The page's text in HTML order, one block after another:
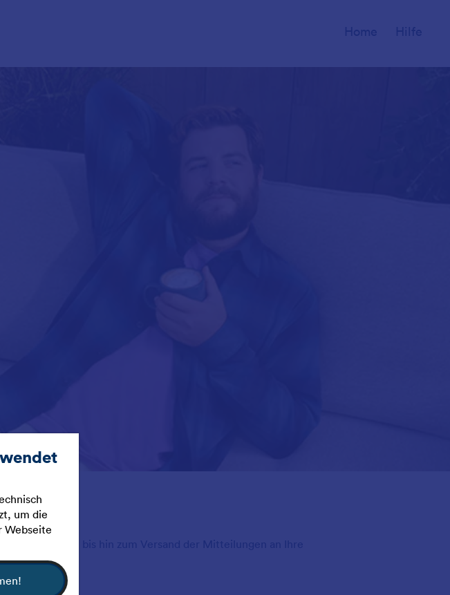
Home Hilfe
Tipps, bis hin zum Versand der Mitteilungen an Ihre
um die
Webseite